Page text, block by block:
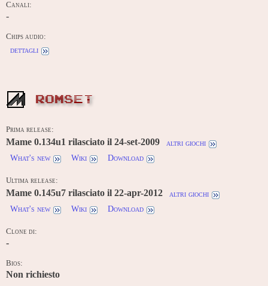
Canali:
-
Chips audio:
dettagli
ROMSET
Prima release:
Mame 0.134u1 rilasciato il 24-set-2009
altri giochi
What's new
Wiki Download
Ultima release:
Mame 0.145u7 rilasciato il 22-apr-2012
altri giochi
What's new
Wiki Download
Clone di:
-
Bios:
Non richiesto